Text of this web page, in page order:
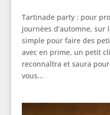
Tartinade party : pour
journées d’automne, sur
simple pour faire des
avec en prime, un petit
reconnaîtra et saura
vous...